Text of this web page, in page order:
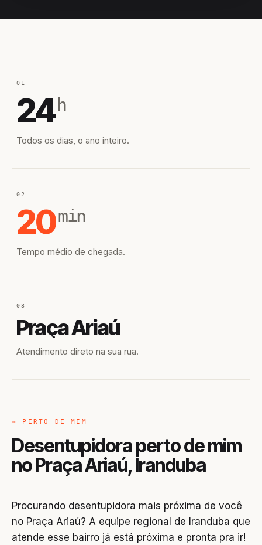
01
24 h
Todos os dias, o ano inteiro.
02
20min
Tempo médio de chegada.
03
Praça Ariaú
Atendimento direto na sua rua.
→ PERTO DE MIM
Desentupidora perto de mim
no Praça Ariaú, Iranduba
Procurando desentupidora mais próxima de você
no Praça Ariaú? A equipe regional de Iranduba que
atende esse bairro já está próxima e pronta pra ir!